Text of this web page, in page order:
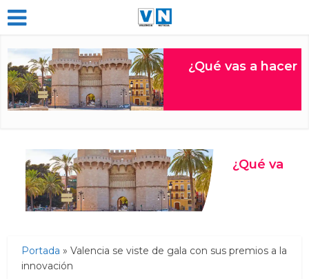
Portada »Valencia se viste de gala con sus premios a la
innovación